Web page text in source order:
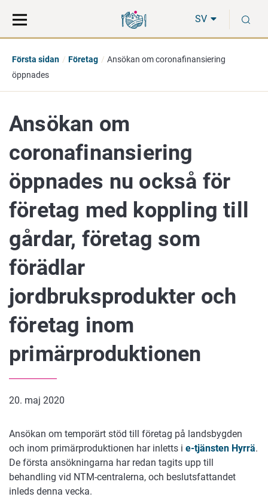
direkt
till
på
hela
SV
Första sidan Företag
Ansökan om coronafinansiering
öppnades
Ansökan om
coronafinansiering
öppnades nu också för
företag med koppling till
gårdar, företag som
förädlar
jordbruksprodukter och
företag inom
primärproduktionen
20. maj 2020
Ansökan om temporärt stöd till företag på landsbygden
och inom primärproduktionen har inletts i e-tjänsten Hyrrä.
De första ansökningarna har redan tagits upp till
behandling vid NTM-centralerna, och beslutsfattandet
inleds denna vecka.